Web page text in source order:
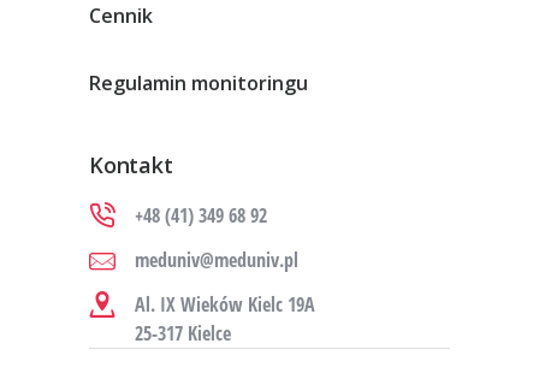
Cennik
Regulamin monitoringu
Kontakt
+48 (41) 349 68 92
meduniv@meduniv.pl
Al. IX Wieków Kielc 19A
25-317 Kielce